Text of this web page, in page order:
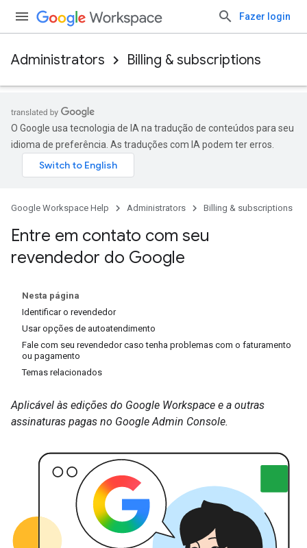
Fazer login
Administrators Billing & subscriptions
O Google usa tecnologia de IA na tradução de conteúdos para seu
idioma de preferência. As traduções com IA podem ter erros.
Google Workspace Help Administrators Billing & subscriptions
Entre em contato com seu
revendedor do Google
Nesta página
Identificar o revendedor
Usar opções de autoatendimento
Fale com seu revendedor caso tenha problemas com o faturamento
ou pagamento
Temas relacionados
Aplicável às edições do Google Workspace e a outras
assinaturas pagas no Google Admin Console.